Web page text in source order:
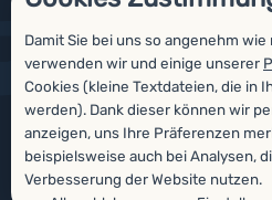
Damit Sie bei uns so angenehm
verwenden wir und einige unserer
Cookies (kleine Textdateien, die in
werden). Dank dieser können wir
anzeigen, uns Ihre Präferenzen
beispielsweise auch bei Analysen,
Verbesserung der Website nutzen.
Auszeichnungen